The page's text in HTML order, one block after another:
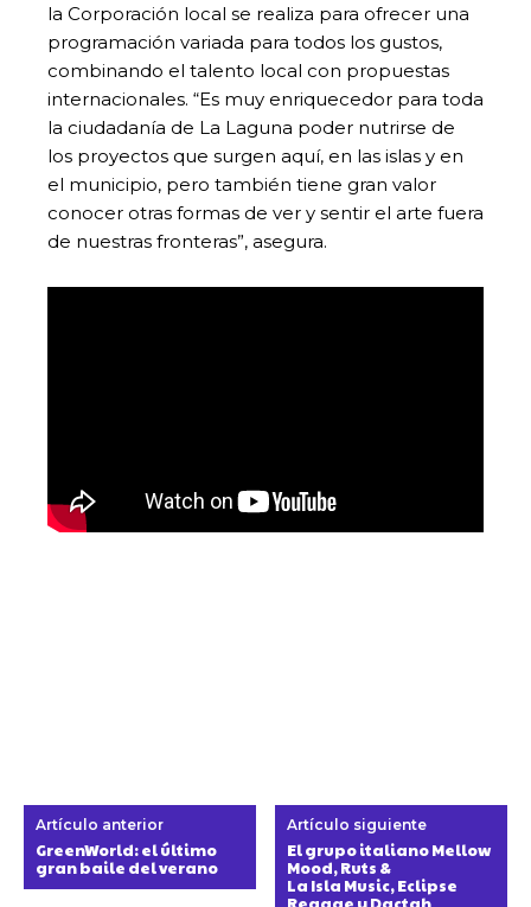
la Corporación local se realiza para ofrecer una
programación variada para todos los gustos,
combinando el talento local con propuestas
internacionales. “Es muy enriquecedor para toda
la ciudadanía de La Laguna poder nutrirse de
los proyectos que surgen aquí, en las islas y en
el municipio, pero también tiene gran valor
conocer otras formas de ver y sentir el arte fuera
de nuestras fronteras”, asegura.
Artículo anterior
GreenWorld: el último
gran baile del verano
Artículo siguiente
El grupo italiano Mellow
Mood, Ruts &
La Isla Music, Eclipse